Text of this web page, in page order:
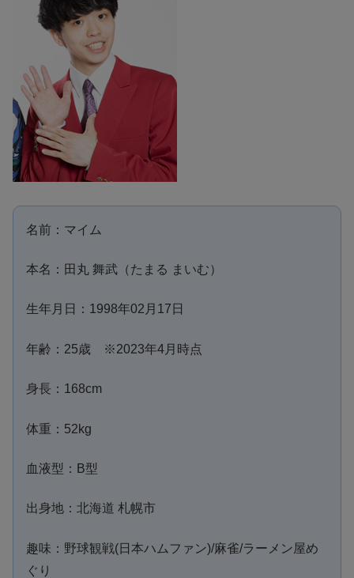
名前：マイム
本名：田丸 舞武（たまる まいむ）
生年月日：1998年02月17日
年齢：25歳 ※2023年4月時点
身長：168cm
体重：52kg
血液型：B型
出身地：北海道 札幌市
趣味：野球観戦(日本ハムファン)/麻雀/ラーメン屋め
ぐり